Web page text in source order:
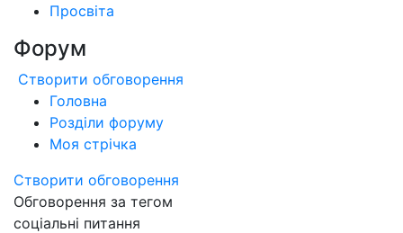
Просвіта
Форум
Створити обговорення
Головна
Розділи форуму
Моя стрічка
Створити обговорення
Обговорення за тегом
соціальні питання